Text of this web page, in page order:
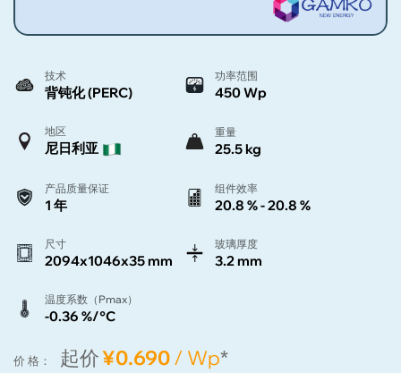
技术
背钝化 (PERC)
功率范围
450 Wp
地区
尼日利亚
重量
25.5 kg
产品质量保证
1 年
组件效率
20.8 % - 20.8 %
尺寸
2094x1046x35 mm
玻璃厚度
3.2 mm
温度系数（Pmax）
-0.36 %/°C
价 格： 起价¥0.690/ Wp*